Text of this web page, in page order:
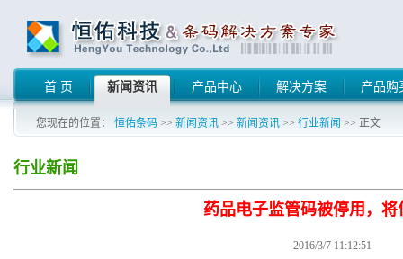
首 页 新闻资讯 产品中心 解决方案 产品购
您现在的位置： 恒佑条码 >> 新闻资讯 >> 新闻资讯 >> 行业新闻 >> 正文
行业新闻
药品电子监管码被停用，将
2016/3/7 11:12:51